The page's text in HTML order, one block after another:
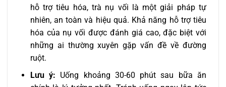
hỗ trợ tiêu hóa, trà nụ vối là một giải pháp tự
nhiên, an toàn và hiệu quả. Khả năng hỗ trợ tiêu
hóa của nụ vối được đánh giá cao, đặc biệt với
những ai thường xuyên gặp vấn đề về đường
ruột.
Lưu ý: Uống khoảng 30-60 phút sau bữa ăn